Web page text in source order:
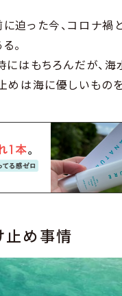
迫った今、コロナ禍
。
にはもちろんだが、
めは海に優しいもの
止め事情